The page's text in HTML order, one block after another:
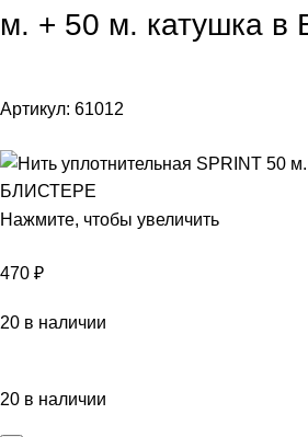
м. + 50 м. катушка
Артикул: 61012
Нажмите, чтобы увеличить
470 ₽
20 в наличии
20 в наличии